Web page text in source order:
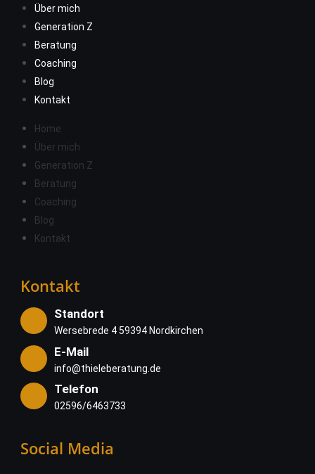
Über mich
Generation Z
Beratung
Coaching
Blog
Kontakt
Home
Über mich
Generation Z
Beratung
Coaching
Blog
Kontakt
Kontakt
Standort
Wersebrede 4 59394 Nordkirchen
E-Mail
info@thieleberatung.de
Telefon
02596/6463733
Social Media